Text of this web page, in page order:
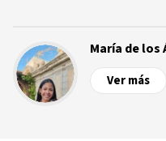
María de los
Ver más